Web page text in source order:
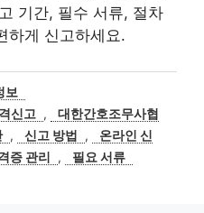
기간, 필수 서류, 절차
하게 신고하세요.
보
신고 ,
대한간호조무사협
, 신고 방법 ,
온라인 신
증 관리 , 필요 서류